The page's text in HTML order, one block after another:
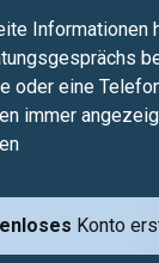
Konto
Informationen
oder eine
immer